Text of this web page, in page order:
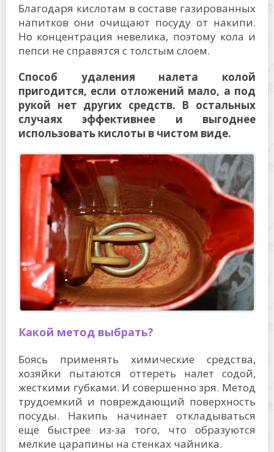
Благодаря кислотам в составе газированных
напитков они очищают посуду от накипи.
Но концентрация невелика, поэтому кола и
пепси не справятся с толстым слоем.
Способ удаления налета колой
пригодится, если отложений мало, а под
рукой нет других средств. В остальных
случаях эффективнее и выгоднее
использовать кислоты в чистом виде.
Какой метод выбрать?
Боясь применять химические средства,
хозяйки пытаются оттереть налет содой,
жесткими губками. И совершенно зря. Метод
трудоемкий и повреждающий поверхность
посуды. Накипь начинает откладываться
еще быстрее из-за того, что образуются
мелкие царапины на стенках чайника.